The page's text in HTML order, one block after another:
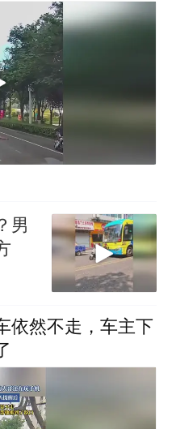
男
依然不走，车主下